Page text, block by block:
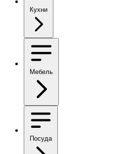
Кухни
Мебель
Посуда